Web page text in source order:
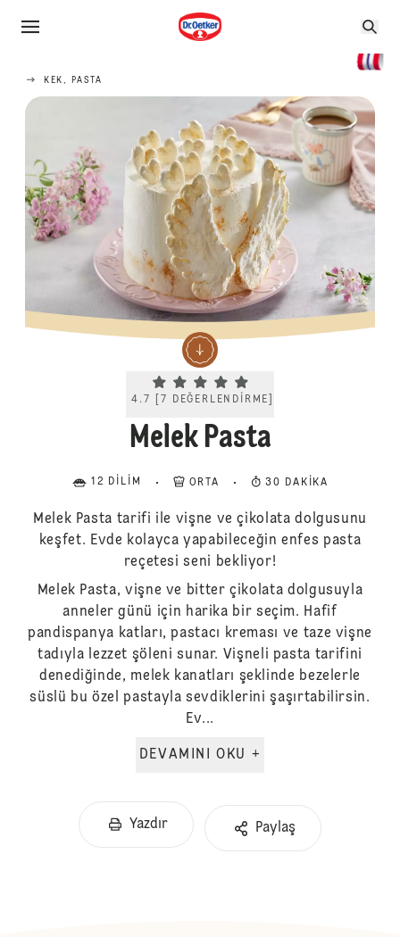
KEK, PASTA
Current rating 4.7. Click to rate.
4.7 7 DEĞERLENDIRME
Melek Pasta
12 DILIM ORTA 30 DAKIKA
Melek Pasta tarifi ile vişne ve çikolata dolgusunu
keşfet. Evde kolayca yapabileceğin enfes pasta
reçetesi seni bekliyor!
Melek Pasta, vişne ve bitter çikolata dolgusuyla
anneler günü için harika bir seçim. Hafif
pandispanya katları, pastacı kreması ve taze vişne
tadıyla lezzet şöleni sunar. Vişneli pasta tarifini
denediğinde, melek kanatları şeklinde bezelerle
süslü bu özel pastayla sevdiklerini şaşırtabilirsin.
Ev...
DEVAMINI OKU +
Yazdır Paylaş